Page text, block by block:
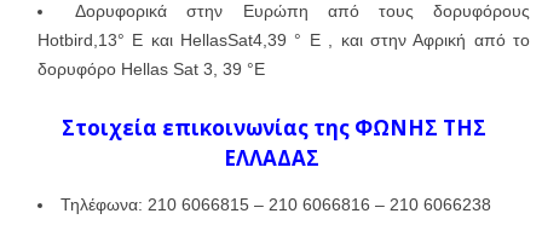
Δορυφορικά στην Ευρώπη από τους δορυφόρους
Hotbird,13° E και HellasSat4,39 ° E , και στην Αφρική από το
δορυφόρο Hellas Sat 3, 39 °E
Στοιχεία επικοινωνίας της ΦΩΝΗΣ ΤΗΣ
ΕΛΛΑΔΑΣ
Τηλέφωνα: 210 6066815 – 210 6066816 – 210 6066238